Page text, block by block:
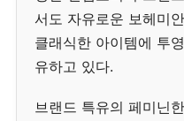
서도 자유로운 보헤미
클래식한 아이템에 투
유하고 있다.
브랜드 특유의 페미닌